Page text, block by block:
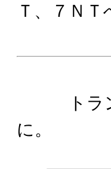
Ｔ、７Ｎ
トラン
に。